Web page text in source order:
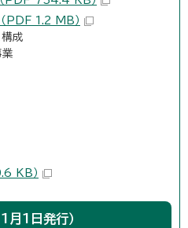
PDF 1.2 MB）
成
KB）
1日発行）